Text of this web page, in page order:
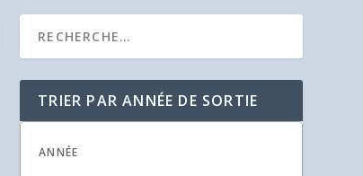
TRIER PAR ANNÉE DE SORTIE